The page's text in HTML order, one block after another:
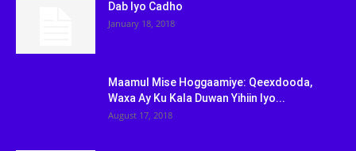
Dab Iyo Cadho
January 18, 2018
Maamul Mise Hoggaamiye: Qeexdooda,
Waxa Ay Ku Kala Duwan Yihiin Iyo...
August 17, 2018